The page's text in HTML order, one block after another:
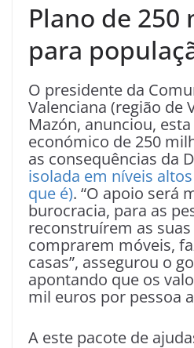
Plano de 250
para
O presidente da
Valenciana (região de
Mazón, anunciou,
económico de 250
as consequências da
isolada em níveis
que é). “O apoio será
burocracia, para as
reconstruírem as suas
comprarem móveis,
casas”, assegurou o
apontando que os
mil euros por pessoa
A este pacote de